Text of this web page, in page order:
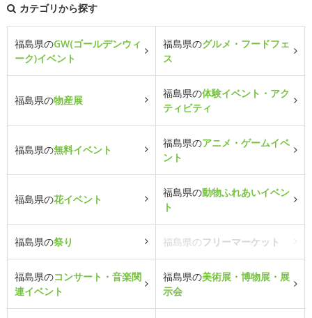
カテゴリから探す
福島県のGW(ゴールデンウィ
ーク)イベント
福島県のグルメ・フードフェ
ス
福島県の物産展
福島県の体験イベント・アク
ティビティ
福島県の無料イベント
福島県のアニメ・ゲームイベ
ント
福島県の花イベント
福島県の動物ふれあいイベン
ト
福島県の祭り 福島県のフリーマーケット
福島県のコンサート・音楽関
連イベント
福島県の美術展・博物展・展
示会